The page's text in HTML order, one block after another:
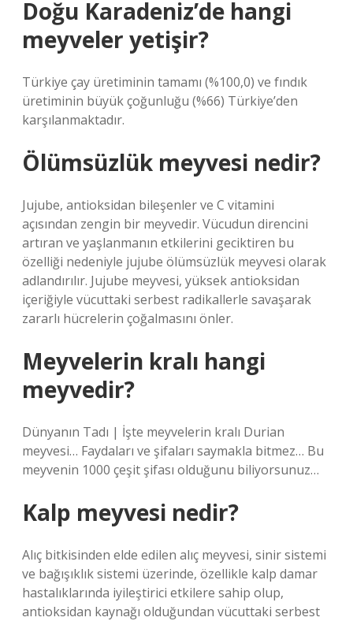
Doğu Karadeniz’de hangi
meyveler yetişir?
Türkiye çay üretiminin tamamı (%100,0) ve fındık
üretiminin büyük çoğunluğu (%66) Türkiye’den
karşılanmaktadır.
Ölümsüzlük meyvesi nedir?
Jujube, antioksidan bileşenler ve C vitamini
açısından zengin bir meyvedir. Vücudun direncini
artıran ve yaşlanmanın etkilerini geciktiren bu
özelliği nedeniyle jujube ölümsüzlük meyvesi olarak
adlandırılır. Jujube meyvesi, yüksek antioksidan
içeriğiyle vücuttaki serbest radikallerle savaşarak
zararlı hücrelerin çoğalmasını önler.
Meyvelerin kralı hangi
meyvedir?
Dünyanın Tadı | İşte meyvelerin kralı Durian
meyvesi… Faydaları ve şifaları saymakla bitmez… Bu
meyvenin 1000 çeşit şifası olduğunu biliyorsunuz…
Kalp meyvesi nedir?
Alıç bitkisinden elde edilen alıç meyvesi, sinir sistemi
ve bağışıklık sistemi üzerinde, özellikle kalp damar
hastalıklarında iyileştirici etkilere sahip olup,
antioksidan kaynağı olduğundan vücuttaki serbest